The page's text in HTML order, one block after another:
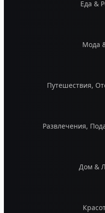
Еда &
Мода
Путешествия,
Развлечения,
Дом &